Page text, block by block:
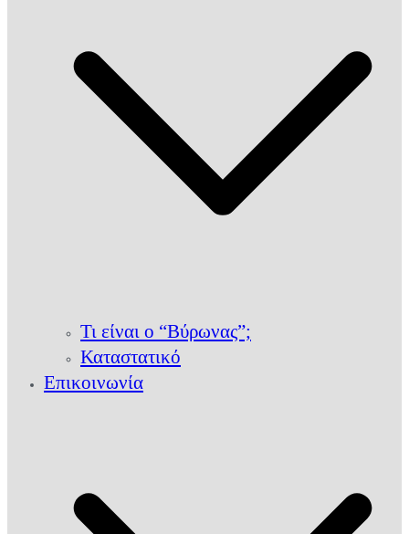
Τι είναι ο “Βύρωνας”;
Καταστατικό
Επικοινωνία